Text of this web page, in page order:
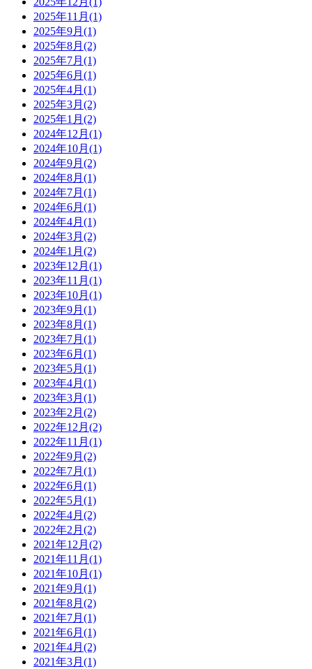
2025年11月(1)
2025年9月(1)
2025年8月(2)
2025年7月(1)
2025年6月(1)
2025年4月(1)
2025年3月(2)
2025年1月(2)
2024年12月(1)
2024年10月(1)
2024年9月(2)
2024年8月(1)
2024年7月(1)
2024年6月(1)
2024年4月(1)
2024年3月(2)
2024年1月(2)
2023年12月(1)
2023年11月(1)
2023年10月(1)
2023年9月(1)
2023年8月(1)
2023年7月(1)
2023年6月(1)
2023年5月(1)
2023年4月(1)
2023年3月(1)
2023年2月(2)
2022年12月(2)
2022年11月(1)
2022年9月(2)
2022年7月(1)
2022年6月(1)
2022年5月(1)
2022年4月(2)
2022年2月(2)
2021年12月(2)
2021年11月(1)
2021年10月(1)
2021年9月(1)
2021年8月(2)
2021年7月(1)
2021年6月(1)
2021年4月(2)
2021年3月(1)